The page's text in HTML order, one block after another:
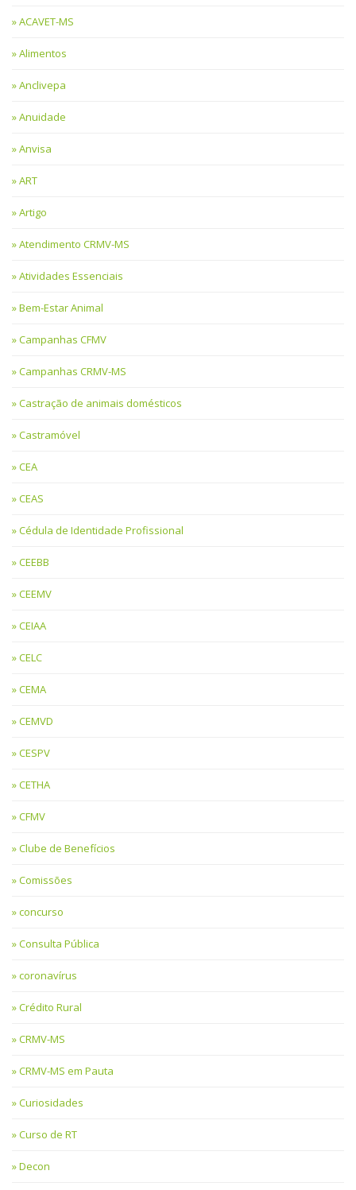
ACAVET-MS
Alimentos
Anclivepa
Anuidade
Anvisa
ART
Artigo
Atendimento CRMV-MS
Atividades Essenciais
Bem-Estar Animal
Campanhas CFMV
Campanhas CRMV-MS
Castração de animais domésticos
Castramóvel
CEA
CEAS
Cédula de Identidade Profissional
CEEBB
CEEMV
CEIAA
CELC
CEMA
CEMVD
CESPV
CETHA
CFMV
Clube de Benefícios
Comissões
concurso
Consulta Pública
coronavírus
Crédito Rural
CRMV-MS
CRMV-MS em Pauta
Curiosidades
Curso de RT
Decon